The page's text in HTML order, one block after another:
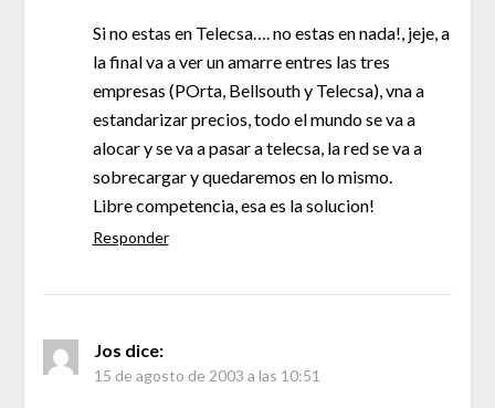
Si no estas en Telecsa…. no estas en nada!, jeje, a
la final va a ver un amarre entres las tres
empresas (POrta, Bellsouth y Telecsa), vna a
estandarizar precios, todo el mundo se va a
alocar y se va a pasar a telecsa, la red se va a
sobrecargar y quedaremos en lo mismo.
Libre competencia, esa es la solucion!
Responder
Jos dice:
15 de agosto de 2003 a las 10:51